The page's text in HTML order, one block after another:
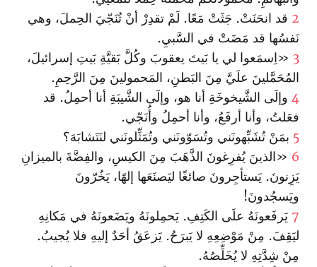
2 قد انحَنَتْ. جَثَتْ مَعًا. لَمْ تقدِرْ أنْ تُنَجّيَ الحِملَ، وهي
نَفسُها قد مَضَتْ في السَّبيِ.
3 «اِسمَعوا لي يا بَيتَ يعقوبَ وكُلَّ بَقيَّةِ بَيتِ إسرائيلَ،
المُحَمَّلينَ علَيَّ مِنَ البَطنِ، المَحمولينَ مِنَ الرَّحِمِ.
4 وإلَى الشَّيخوخَةِ أنا هو، وإلَى الشَّيبَةِ أنا أحمِلُ. قد
فعَلتُ، وأنا أرفَعُ، وأنا أحمِلُ وأُنَجّي.
5 بمَنْ تُشَبِّهونَني وتُسَوّونَني وتُمَثِّلونَني لنَتَشابَهَ؟
6 «الذينَ يُفرِغونَ الذَّهَبَ مِنَ الكيسِ، والفِضَّةَ بالميزانِ
يَزِنونَ. يَستأجِرونَ صائغًا ليَصنَعَها إلهًا، يَخُرّونَ
ويَسجُدونَ!
7 يَرفَعونَهُ علَى الكَتِفِ. يَحمِلونَهُ ويَضَعونَهُ في مَكانِهِ
ليَقِفَ. مِنْ مَوْضِعِهِ لا يَبرَحُ. يَزعَقُ أحَدٌ إليهِ فلا يُجيبُ.
مِنْ شِدَّتِهِ لا يُخَلِّصُهُ.